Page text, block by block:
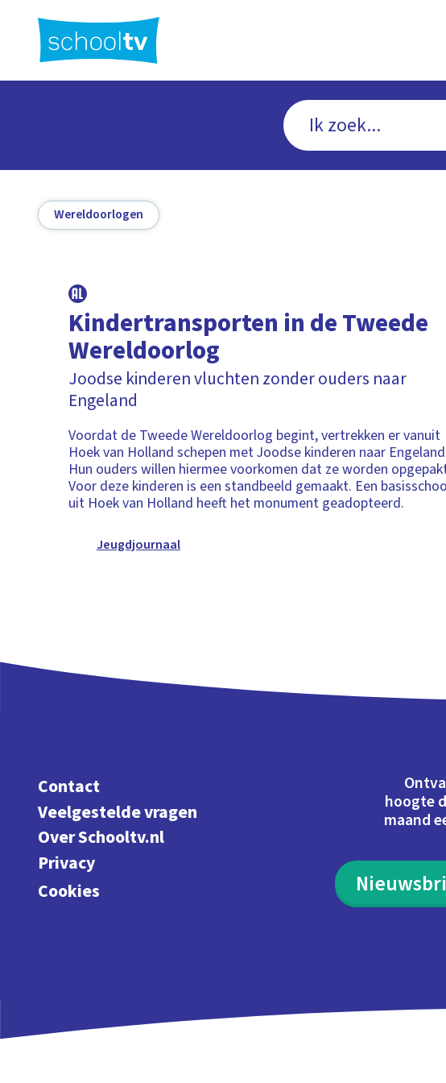
hoofdinhoud
Wereldoorlogen
Kindertransporten in de Tweede
Wereldoorlog
Joodse kinderen vluchten zonder ouders naar
Engeland
Voordat de Tweede Wereldoorlog begint, vertrekken er vanuit
Hoek van Holland schepen met Joodse kinderen naar
Hun ouders willen hiermee voorkomen dat ze worden
Voor deze kinderen is een standbeeld gemaakt. Een
uit Hoek van Holland heeft het monument geadopteerd.
Jeugdjournaal
Contact
Veelgestelde vragen
Over Schooltv.nl
Privacy
Cookies
hoogte
maand